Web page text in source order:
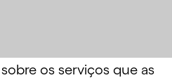
os serviços que as